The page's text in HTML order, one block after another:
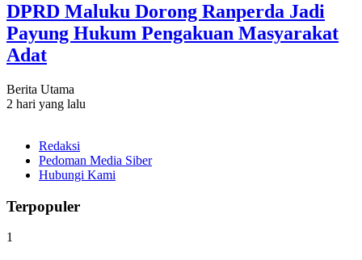
DPRD Maluku Dorong Ranperda Jadi
Payung Hukum Pengakuan Masyarakat
Adat
Berita Utama
2 hari yang lalu
Redaksi
Pedoman Media Siber
Hubungi Kami
Terpopuler
1